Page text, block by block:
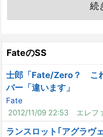
続
FateのSS
士郎「Fate/Zero？ こ
バー「違います」
Fate
2012/11/09 22:53
エレフ
ランスロット｢アグラヴ